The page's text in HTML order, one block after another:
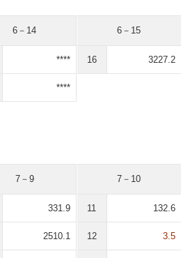
6－14
****
****
6－15
16 3227.2
7－9
331.9
2510.1
7－10
11 132.6
12 3.5